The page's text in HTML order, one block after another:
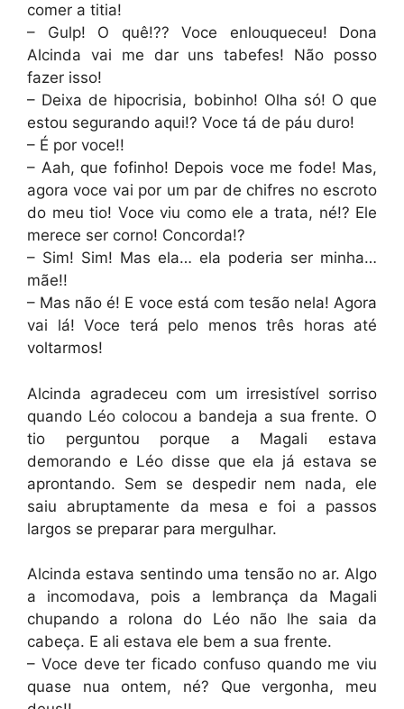
comer a titia!
– Gulp! O quê!?? Voce enlouqueceu! Dona
Alcinda vai me dar uns tabefes! Não posso
fazer isso!
– Deixa de hipocrisia, bobinho! Olha só! O que
estou segurando aqui!? Voce tá de páu duro!
– É por voce!!
– Aah, que fofinho! Depois voce me fode! Mas,
agora voce vai por um par de chifres no escroto
do meu tio! Voce viu como ele a trata, né!? Ele
merece ser corno! Concorda!?
– Sim! Sim! Mas ela… ela poderia ser minha…
mãe!!
– Mas não é! E voce está com tesão nela! Agora
vai lá! Voce terá pelo menos três horas até
voltarmos!
Alcinda agradeceu com um irresistível sorriso
quando Léo colocou a bandeja a sua frente. O
tio perguntou porque a Magali estava
demorando e Léo disse que ela já estava se
aprontando. Sem se despedir nem nada, ele
saiu abruptamente da mesa e foi a passos
largos se preparar para mergulhar.
Alcinda estava sentindo uma tensão no ar. Algo
a incomodava, pois a lembrança da Magali
chupando a rolona do Léo não lhe saia da
cabeça. E ali estava ele bem a sua frente.
– Voce deve ter ficado confuso quando me viu
quase nua ontem, né? Que vergonha, meu